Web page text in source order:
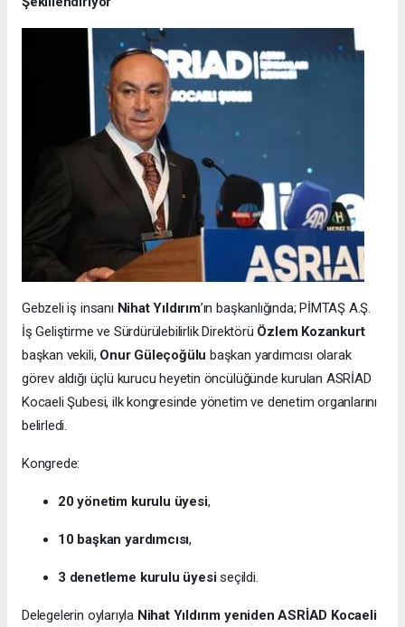
Gebzeli iş insanı Nihat Yıldırım’ın başkanlığında; PİMTAŞ A.Ş.
İş Geliştirme ve Sürdürülebilirlik Direktörü Özlem Kozankurt
başkan vekili, Onur Güleçoğülu başkan yardımcısı olarak
görev aldığı üçlü kurucu heyetin öncülüğünde kurulan ASRİAD
Kocaeli Şubesi, ilk kongresinde yönetim ve denetim organlarını
belirledi.
Kongrede:
20 yönetim kurulu üyesi,
10 başkan yardımcısı,
3 denetleme kurulu üyesiseçildi.
Delegelerin oylarıyla Nihat Yıldırım yeniden ASRİAD Kocaeli